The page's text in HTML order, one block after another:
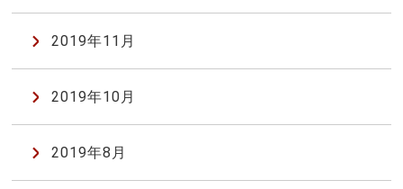
2019年11月
2019年10月
2019年8月